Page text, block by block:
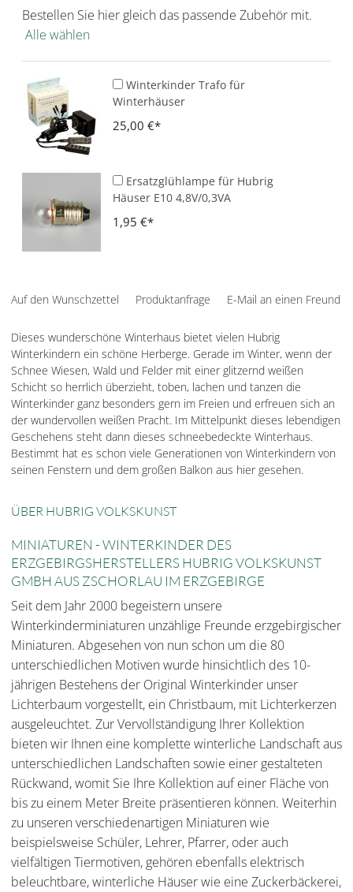
Bestellen Sie hier gleich das passende Zubehör mit.
Alle wählen
Winterkinder Trafo für
Winterhäuser
25,00 €
Ersatzglühlampe für Hubrig
Häuser E10 4,8V/0,3VA
1,95 €
Auf den Wunschzettel Produktanfrage E-Mail an einen Freund
Dieses wunderschöne Winterhaus bietet vielen Hubrig
Winterkindern ein schöne Herberge. Gerade im Winter, wenn der
Schnee Wiesen, Wald und Felder mit einer glitzernd weißen
Schicht so herrlich überzieht, toben, lachen und tanzen die
Winterkinder ganz besonders gern im Freien und erfreuen sich an
der wundervollen weißen Pracht. Im Mittelpunkt dieses lebendigen
Geschehens steht dann dieses schneebedeckte Winterhaus.
Bestimmt hat es schon viele Generationen von Winterkindern von
seinen Fenstern und dem großen Balkon aus hier gesehen.
ÜBER HUBRIG VOLKSKUNST
MINIATUREN - WINTERKINDER DES
ERZGEBIRGSHERSTELLERS HUBRIG VOLKSKUNST
GMBH AUS ZSCHORLAU IM ERZGEBIRGE
Seit dem Jahr 2000 begeistern unsere
Winterkinderminiaturen unzählige Freunde erzgebirgischer
Miniaturen. Abgesehen von nun schon um die 80
unterschiedlichen Motiven wurde hinsichtlich des 10-
jährigen Bestehens der Original Winterkinder unser
Lichterbaum vorgestellt, ein Christbaum, mit Lichterkerzen
ausgeleuchtet. Zur Vervollständigung Ihrer Kollektion
bieten wir Ihnen eine komplette winterliche Landschaft aus
unterschiedlichen Landschaften sowie einer gestalteten
Rückwand, womit Sie Ihre Kollektion auf einer Fläche von
bis zu einem Meter Breite präsentieren können. Weiterhin
zu unseren verschiedenartigen Miniaturen wie
beispielsweise Schüler, Lehrer, Pfarrer, oder auch
vielfältigen Tiermotiven, gehören ebenfalls elektrisch
beleuchtbare, winterliche Häuser wie eine Zuckerbäckerei,